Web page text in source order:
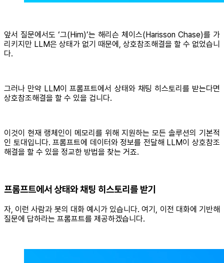
앞서 질문에서도 ‘그(Him)’는 해리슨 체이스(Harisson Chase)를 가
리키지만 LLM은 상태가 없기 때문에, 상호참조해결을 할 수 없었습니
다.
그러나 만약 LLM이 프롬프트에서 상태와 채팅 히스토리를 받는다면
상호참조해결을 할 수 있을 겁니다.
이것이 현재 랭체인이 메모리를 위해 지원하는 모든 솔루션의 기본적
인 토대입니다. 프롬프트에 데이터와 정보를 전달해 LLM이 상호참조
해결을 할 수 있을 정교한 방법을 찾는 거죠.
프롬프트에서 상태와 채팅 히스토리를 받기
자, 이런 사람과 봇의 대화 예시가 있습니다. 여기, 이전 대화에 기반해
질문에 답하라는 프롬프트를 제공하겠습니다.